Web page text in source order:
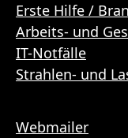
Erste Hilfe /
Arbeits- und
IT-Notfälle
Strahlen- und
Webmailer